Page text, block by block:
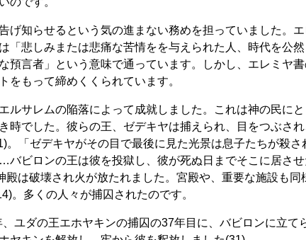
げ知らせるという気の進まない務めを担っていました。エ
「悲しみまたは悲痛な苦情をを与えられた人、時代を公然
預言者」という意味で通っています。しかし、エレミヤ
をもって締めくくられています。
ルサレムの陥落によって成就しました。これは神の民にと
時でした。彼らの王、ゼデキヤは捕えられ、目をつぶされ
。「ゼデキヤがその目で最後に見た光景は息子たちが殺さ
バビロンの王は彼を投獄し、彼が死ぬ日までそこに居させ
殿は破壊され火が放たれました。宮殿や、重要な施設も同
。多くの人々が捕囚されたのです。
ユダの王エホヤキンの捕囚の37年目に、バビロンに立て